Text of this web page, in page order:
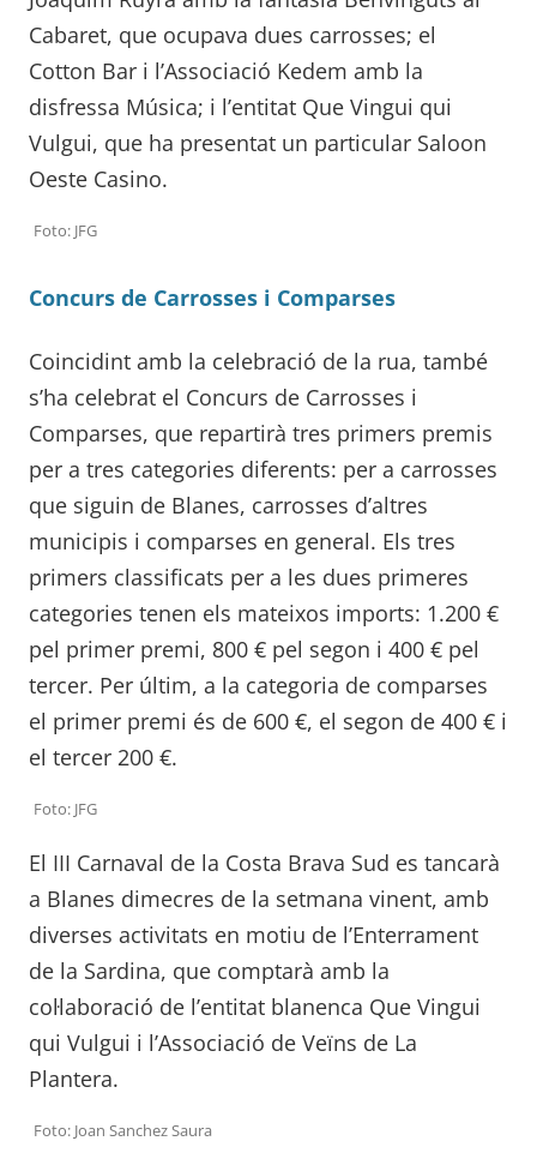
Cabaret, que ocupava dues carrosses; el
Cotton Bar i l’Associació Kedem amb la
disfressa Música; i l’entitat Que Vingui qui
Vulgui, que ha presentat un particular Saloon
Oeste Casino.
Foto: JFG
Concurs de Carrosses i Comparses
Coincidint amb la celebració de la rua, també
s’ha celebrat el Concurs de Carrosses i
Comparses, que repartirà tres primers premis
per a tres categories diferents: per a carrosses
que siguin de Blanes, carrosses d’altres
municipis i comparses en general. Els tres
primers classificats per a les dues primeres
categories tenen els mateixos imports: 1.200 €
pel primer premi, 800 € pel segon i 400 € pel
tercer. Per últim, a la categoria de comparses
el primer premi és de 600 €, el segon de 400 € i
el tercer 200 €.
Foto: JFG
El III Carnaval de la Costa Brava Sud es tancarà
a Blanes dimecres de la setmana vinent, amb
diverses activitats en motiu de l’Enterrament
de la Sardina, que comptarà amb la
col·laboració de l’entitat blanenca Que Vingui
qui Vulgui i l’Associació de Veïns de La
Plantera.
Foto: Joan Sanchez Saura